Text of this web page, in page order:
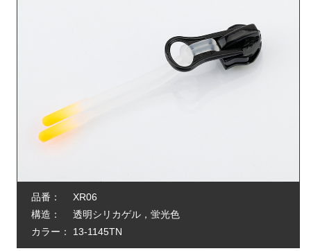
品番：
XR06
構造：
透明シリカゲル，蛍光色
カラー：
13-1145TN